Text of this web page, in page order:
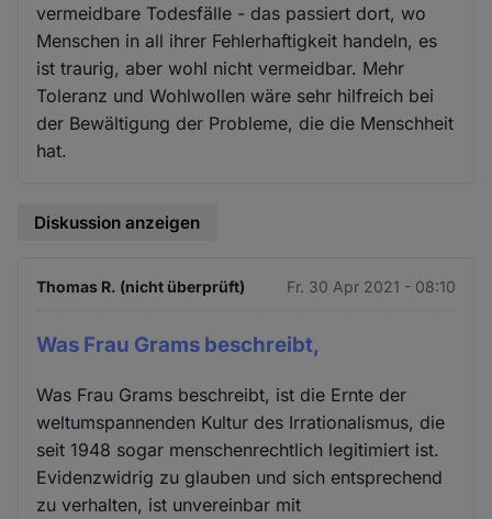
vermeidbare Todesfälle - das passiert dort, wo
Menschen in all ihrer Fehlerhaftigkeit handeln, es
ist traurig, aber wohl nicht vermeidbar. Mehr
Toleranz und Wohlwollen wäre sehr hilfreich bei
der Bewältigung der Probleme, die die Menschheit
hat.
Diskussion anzeigen
Thomas R. (nicht überprüft) Fr. 30 Apr 2021 - 08:10
Was Frau Grams beschreibt,
Was Frau Grams beschreibt, ist die Ernte der
weltumspannenden Kultur des Irrationalismus, die
seit 1948 sogar menschenrechtlich legitimiert ist.
Evidenzwidrig zu glauben und sich entsprechend
zu verhalten, ist unvereinbar mit